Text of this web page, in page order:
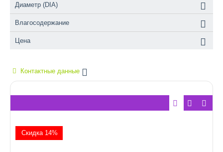
Диаметр (DIA)
Влагосодержание
Цена
Контактные данные
Скидка 14%